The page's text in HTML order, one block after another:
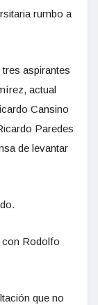
rumbo a
aspirantes
actual
Cansino
Paredes
de levantar
Rodolfo
que no